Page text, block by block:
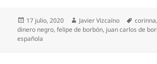
Publicado
el
17 julio, 2020 Autor
Javier Vizcaíno corinna
dinero negro,felipe de borbón, juan carlos de
española